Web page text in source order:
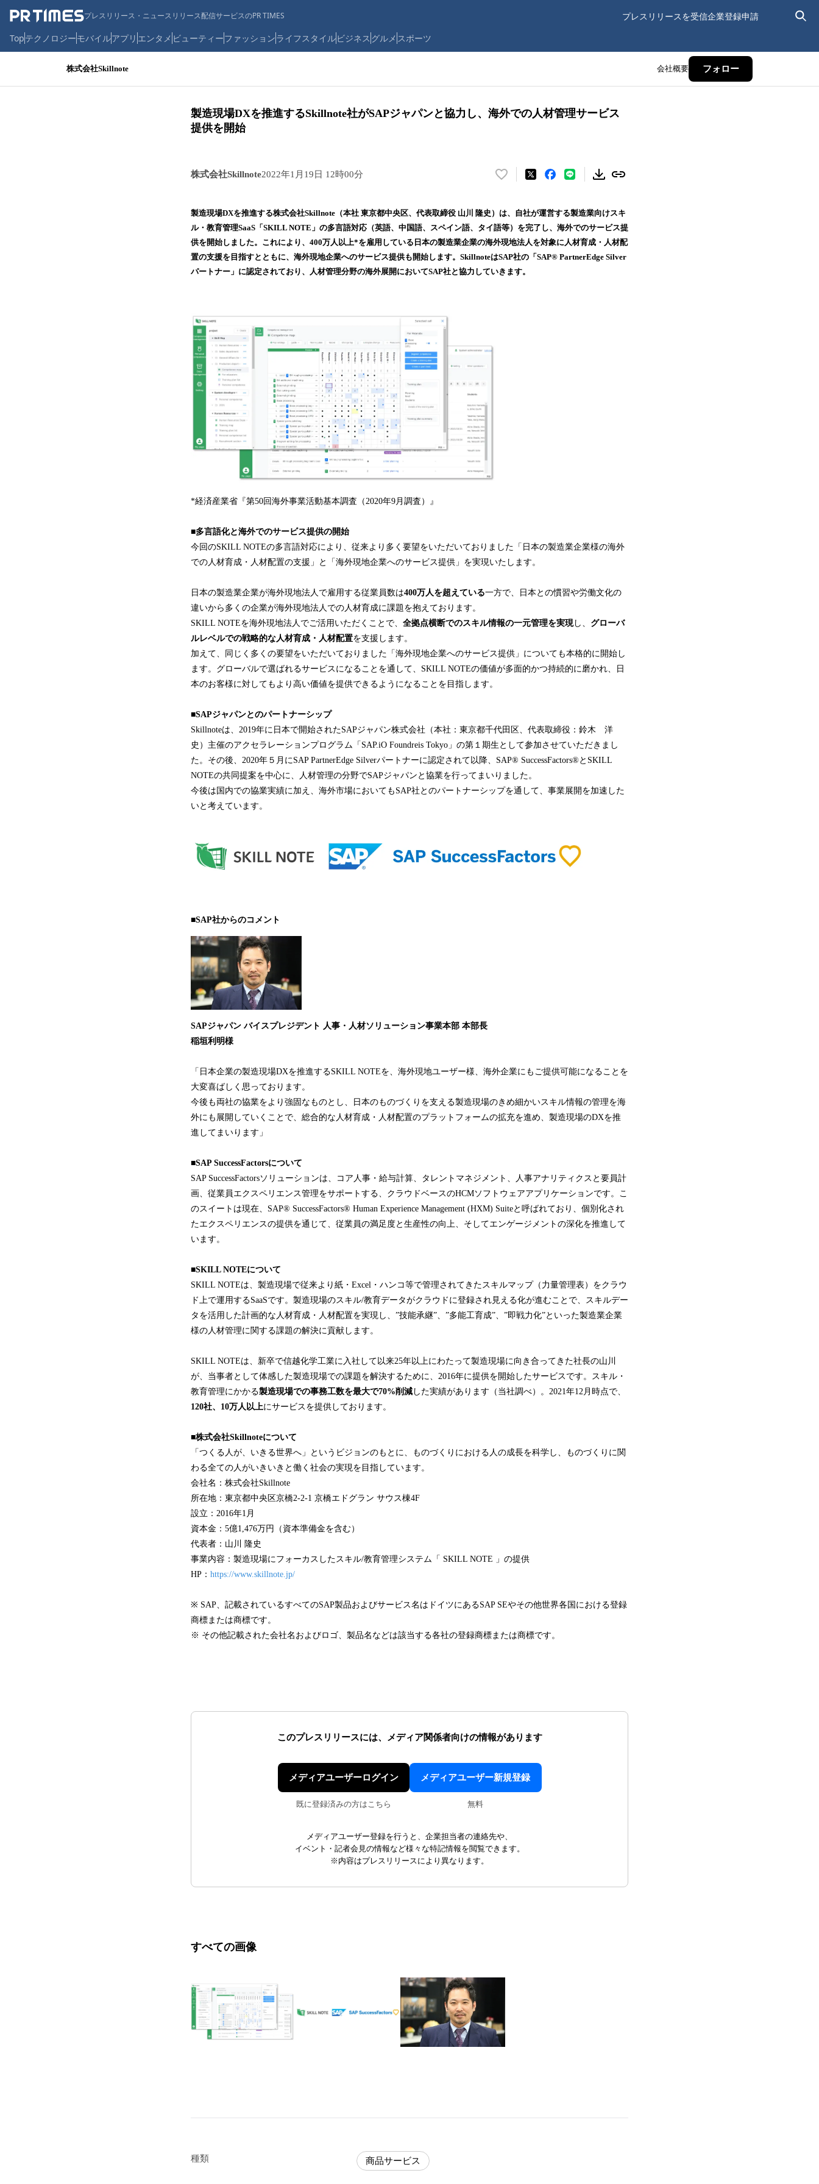
プレスリリース・ニュースリリース配信サービスのPR TIMES プレスリリースを受信企業登録申請
Topテクノロジーモバイルアプリ エンタメ ビューティーファッションライフスタイルビジネス グルメ スポーツ
株式会社Skillnote 会社概要 フォロー
製造現場DXを推進するSkillnote社がSAPジャパンと協力し、海外での人材管理サービス
提供を開始
株式会社Skillnote2022年1月19日 12時00分
い
！
数
を
読
み
製造現場DXを推進する株式会社Skillnote（本社 東京都中央区、代表取締役 山川 隆史）は、自社が運営する製造業向けスキ
ル・教育管理SaaS「SKILL NOTE」の多言語対応（英語、中国語、スペイン語、タイ語等）を完了し、海外でのサービス提
供を開始しました。これにより、400万人以上*を雇用している日本の製造業企業の海外現地法人を対象に人材育成・人材配
置の支援を目指すとともに、海外現地企業へのサービス提供も開始します。SkillnoteはSAP社の「SAP® PartnerEdge Silver
パートナー」に認定されており、人材管理分野の海外展開においてSAP社と協力していきます。
*経済産業省『第50回海外事業活動基本調査（2020年9月調査）』
■多言語化と海外でのサービス提供の開始
今回のSKILL NOTEの多言語対応により、従来より多く要望をいただいておりました「日本の製造業企業様の海外
での人材育成・人材配置の支援」と「海外現地企業へのサービス提供」を実現いたします。
日本の製造業企業が海外現地法人で雇用する従業員数は400万人を超えている一方で、日本との慣習や労働文化の
違いから多くの企業が海外現地法人での人材育成に課題を抱えております。
SKILL NOTEを海外現地法人でご活用いただくことで、 全拠点横断でのスキル情報の一元管理を実現し、 グローバ
ルレベルでの戦略的な人材育成・人材配置を支援します。
加えて、同じく多くの要望をいただいておりました「海外現地企業へのサービス提供」についても本格的に開始し
ます。グローバルで選ばれるサービスになることを通して、SKILL NOTEの価値が多面的かつ持続的に磨かれ、日
本のお客様に対してもより高い価値を提供できるようになることを目指します。
■SAPジャパンとのパートナーシップ
Skillnoteは、2019年に日本で開始されたSAPジャパン株式会社（本社：東京都千代田区、代表取締役：鈴木 洋
史）主催のアクセラレーションプログラム「SAP.iO Foundreis Tokyo」の第１期生として参加させていただきまし
た。その後、2020年５月にSAP PartnerEdge Silverパートナーに認定されて以降、SAP® SuccessFactors®とSKILL
NOTEの共同提案を中心に、人材管理の分野でSAPジャパンと協業を行ってまいりました。
今後は国内での協業実績に加え、海外市場においてもSAP社とのパートナーシップを通して、事業展開を加速した
いと考えています。
■SAP社からのコメント
SAPジャパン バイスプレジデント 人事・人材ソリューション事業本部 本部長
稲垣利明様
「日本企業の製造現場DXを推進するSKILL NOTEを、海外現地ユーザー様、海外企業にもご提供可能になることを
大変喜ばしく思っております。
今後も両社の協業をより強固なものとし、日本のものづくりを支える製造現場のきめ細かいスキル情報の管理を海
外にも展開していくことで、総合的な人材育成・人材配置のプラットフォームの拡充を進め、製造現場のDXを推
進してまいります」
■SAP SuccessFactorsについて
SAP SuccessFactorsソリューションは、コア人事・給与計算、タレントマネジメント、人事アナリティクスと要員計
画、従業員エクスペリエンス管理をサポートする、クラウドベースのHCMソフトウェアアプリケーションです。こ
のスイートは現在、SAP® SuccessFactors® Human Experience Management (HXM) Suiteと呼ばれており、個別化され
たエクスペリエンスの提供を通じて、従業員の満足度と生産性の向上、そしてエンゲージメントの深化を推進して
います。
■SKILL NOTEについて
SKILL NOTEは、製造現場で従来より紙・Excel・ハンコ等で管理されてきたスキルマップ（力量管理表）をクラウ
ド上で運用するSaaSです。製造現場のスキル/教育データがクラウドに登録され見える化が進むことで、スキルデー
タを活用した計画的な人材育成・人材配置を実現し、”技能承継”、”多能工育成”、”即戦力化”といった製造業企業
様の人材管理に関する課題の解決に貢献します。
SKILL NOTEは、新卒で信越化学工業に入社して以来25年以上にわたって製造現場に向き合ってきた社長の山川
が、当事者として体感した製造現場での課題を解決するために、2016年に提供を開始したサービスです。スキル・
教育管理にかかる製造現場での事務工数を最大で70%削減 した実績があります（当社調べ）。2021年12月時点で、
120社、 10万人以上にサービスを提供しております。
■株式会社Skillnoteについて
「つくる人が、いきる世界へ」というビジョンのもとに、ものづくりにおける人の成長を科学し、ものづくりに関
わる全ての人がいきいきと働く社会の実現を目指しています。
会社名：株式会社Skillnote
所在地：東京都中央区京橋2-2-1 京橋エドグラン サウス棟4F
設立：2016年1月
資本金：5億1,476万円（資本準備金を含む）
代表者：山川 隆史
事業内容：製造現場にフォーカスしたスキル/教育管理システム「 SKILL NOTE 」の提供
HP： https://www.skillnote.jp/
※ SAP、記載されているすべてのSAP製品およびサービス名はドイツにあるSAP SEやその他世界各国における登録
商標または商標です。
※ その他記載された会社名およびロゴ、製品名などは該当する各社の登録商標または商標です。
このプレスリリースには、 メディア関係者向けの情報があります
メディアユーザーログイン
既に登録済みの方はこちら
メディアユーザー新規登録
無料
メディアユーザー登録を行うと、企業担当者の連絡先や、
イベント・記者会見の情報など様々な特記情報を閲覧できます。
※内容はプレスリリースにより異なります。
すべての画像
種類 商品サービス